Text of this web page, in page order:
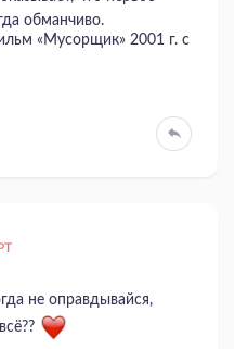
обманчиво.
«Мусорщик» 2001 г. с
не оправдывайся,